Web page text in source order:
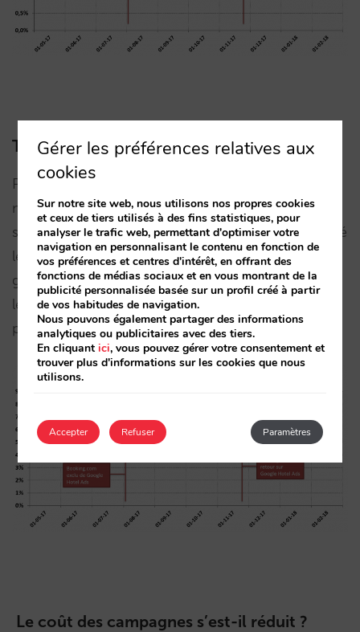
Taux de conversion
Plus de visites sur le site internet, cela sonne bien
mais se sont-elles converties en réservations ? Il
semblerait que oui. La conversion de ce trafic a été
légèrement supérieure à la moyenne. Cette plus
grande visibilité, les clics plus nombreux, et donc
les visites plus nombreuses, ont fini par générer
plus de réservations directes.
Le coût des campagnes s’est-il réduit ?
Gérer les préférences relatives aux
cookies
Sur notre site web, nous utilisons nos propres cookies
et ceux de tiers utilisés à des fins statistiques, pour
analyser le trafic web, permettant d'optimiser votre
navigation en personnalisant le contenu en fonction de
vos préférences et centres d'intérêt, en offrant des
fonctions de médias sociaux et en vous montrant de la
publicité personnalisée basée sur un profil créé à partir
de vos habitudes de navigation.
Nous pouvons également partager des informations
analytiques ou publicitaires avec des tiers.
En cliquantici, vous pouvez gérer votre consentement et
trouver plus d'informations sur les cookies que nous
utilisons.
Accepter Paramètres
Refuser